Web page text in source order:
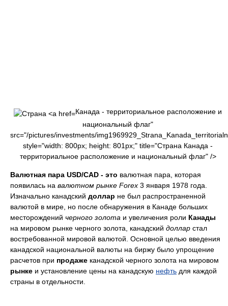
Канада - территориальное расположение и
национальный флаг"
src="/pictures/investments/
style="width: 800px; height: 801px;" title="Страна Канада -
территориальное расположение и национальный флаг" />
Валютная пара USD/CAD - это валютная пара, которая
появилась на валютном рынке Forex 3 января 1978 года.
Изначально канадский доллар не был распространенной
валютой в мире, но после обнаружения в Канаде больших
месторождений черного золота и увеличения роли Канады
на мировом рынке черного золота, канадский доллар стал
востребованной мировой валютой. Основной целью введения
канадской национальной валюты на биржу было упрощение
расчетов при продаже канадской черного золота на мировом
рынке и установление цены на канадскую нефть для каждой
страны в отдельности.